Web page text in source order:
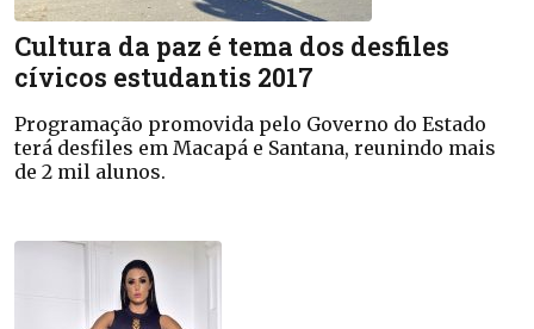
Cultura da paz é tema dos desfiles
cívicos estudantis 2017
Programação promovida pelo Governo do Estado
terá desfiles em Macapá e Santana, reunindo mais
de 2 mil alunos.